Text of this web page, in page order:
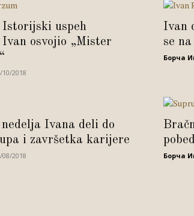
Istorijski uspeh
osvojio „Mister
10/2018
Ivan
se
Борча
Ivana deli do
i završetka karijere
08/2018 Борча